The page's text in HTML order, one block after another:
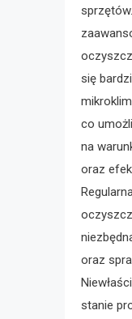
się
co
na
oraz
oraz
stanie